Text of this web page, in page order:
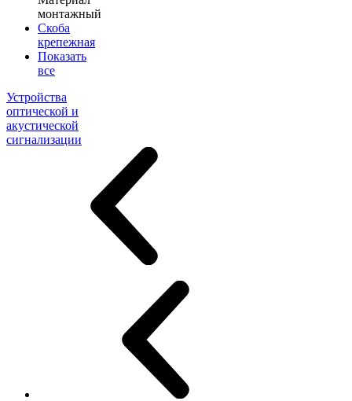
монтажный
Скоба
крепежная
Показать
все
Устройства
оптической и
акустической
сигнализации